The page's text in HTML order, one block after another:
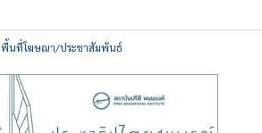
พื้นที่โฆษณา/ประชาสัมพันธ์